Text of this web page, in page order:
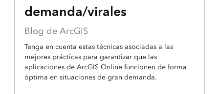
demanda/virales
Blog de ArcGIS
Tenga en cuenta estas técnicas asociadas a las
mejores prácticas para garantizar que las
aplicaciones de ArcGIS Online funcionen de forma
óptima en situaciones de gran demanda.